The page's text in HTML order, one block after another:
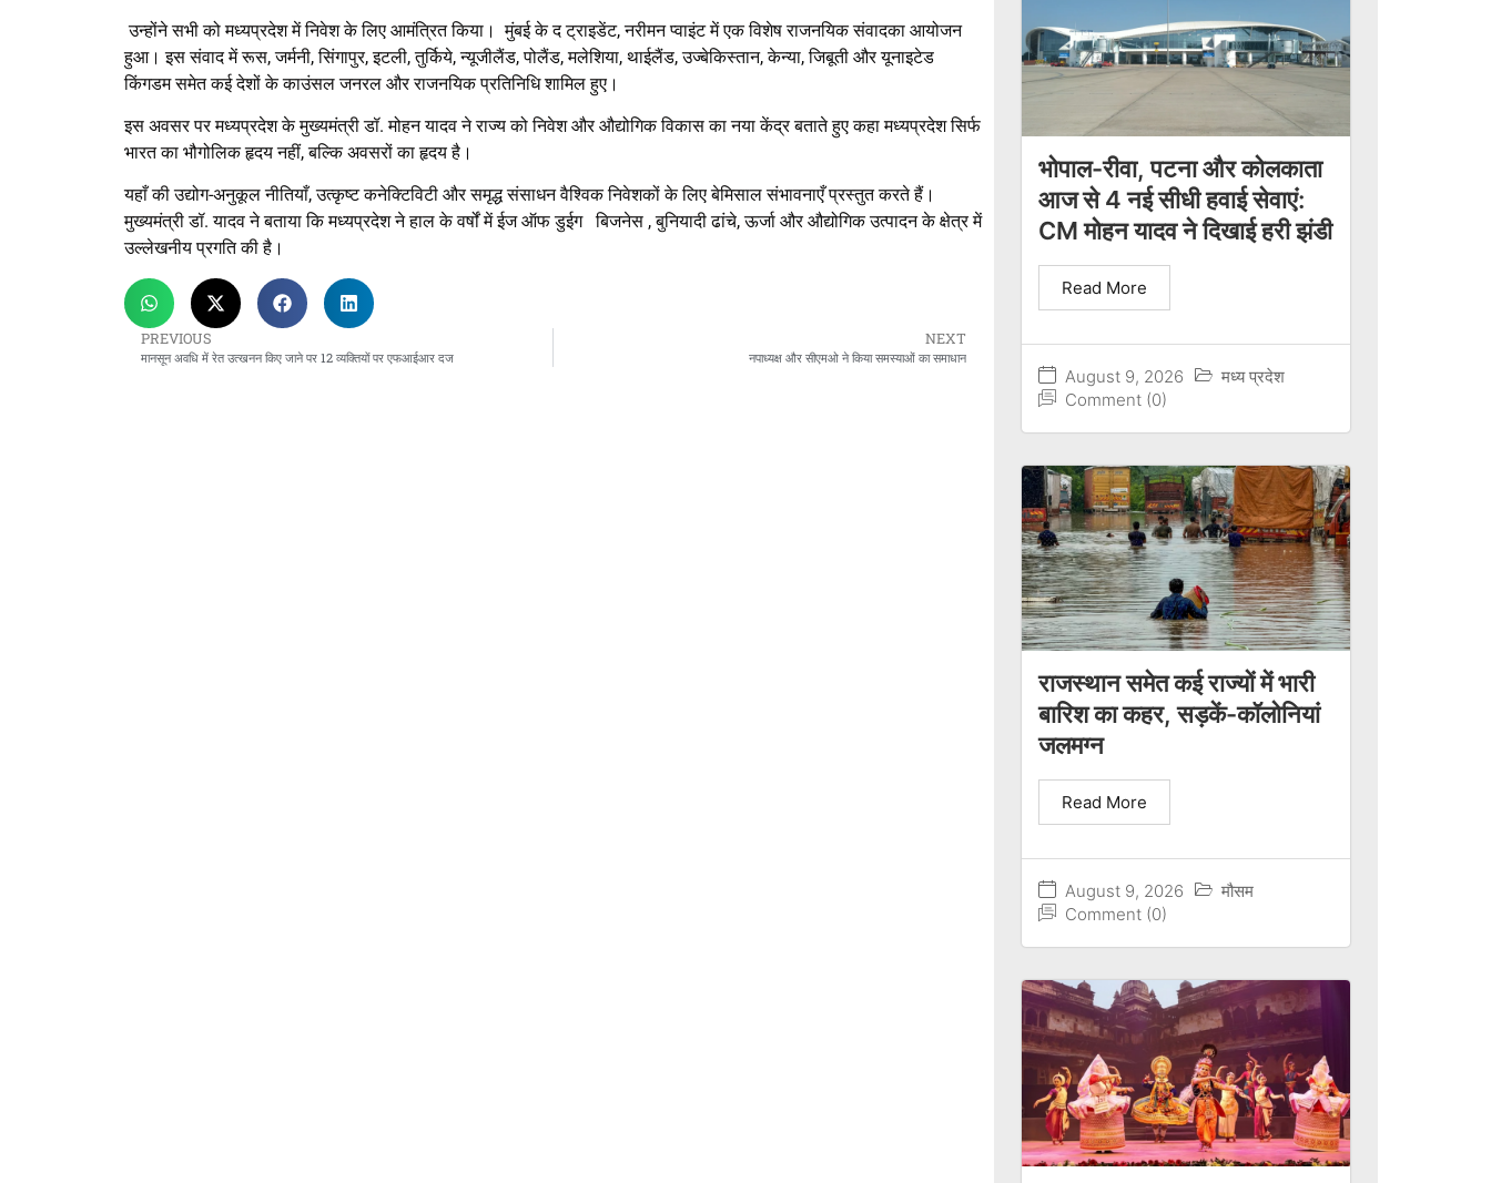
उन्होंने सभी को मध्यप्रदेश में निवेश के लिए आमंत्रित किया। मुंबई के द ट्राइडेंट, नरीमन प्वाइंट में एक विशेष राजनयिक संवादका आयोजन
हुआ। इस संवाद में रूस, जर्मनी, सिंगापुर, इटली, तुर्किये, न्यूजीलैंड, पोलैंड, मलेशिया, थाईलैंड, उज्बेकिस्तान, केन्या, जिबूती और यूनाइटेड
किंगडम समेत कई देशों के काउंसल जनरल और राजनयिक प्रतिनिधि शामिल हुए।
इस अवसर पर मध्यप्रदेश के मुख्यमंत्री डॉ. मोहन यादव ने राज्य को निवेश और औद्योगिक विकास का नया केंद्र बताते हुए कहा मध्यप्रदेश सिर्फ
भारत का भौगोलिक हृदय नहीं, बल्कि अवसरों का हृदय है।
यहाँ की उद्योग-अनुकूल नीतियाँ, उत्कृष्ट कनेक्टिविटी और समृद्ध संसाधन वैश्विक निवेशकों के लिए बेमिसाल संभावनाएँ प्रस्तुत करते हैं।
मुख्यमंत्री डॉ. यादव ने बताया कि मध्यप्रदेश ने हाल के वर्षों में ईज ऑफ डुईग बिजनेस , बुनियादी ढांचे, ऊर्जा और औद्योगिक उत्पादन के क्षेत्र में
उल्लेखनीय प्रगति की है।
PREVIOUS
मानसून अवधि में रेत उत्खनन किए जाने पर 12 व्यक्तियों पर एफआईआर दज
NEXT
नपाध्यक्ष और सीएमओ ने किया समस्याओं का समाधान
भोपाल-रीवा, पटना और कोलकाता
आज से 4 नई सीधी हवाई सेवाएं:
CM मोहन यादव ने दिखाई हरी झंडी
August 9, 2026
मध्य प्रदेश
Comment (0)
Read More
राजस्थान समेत कई राज्यों में भारी
बारिश का कहर, सड़कें-कॉलोनियां
जलमग्न
August 9, 2026
मौसम
Comment (0)
Read More